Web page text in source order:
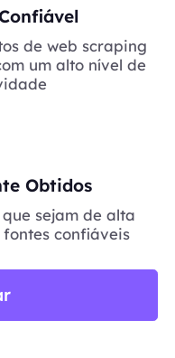
de web scraping
um alto nível de
Obtidos
sejam de alta
confiáveis